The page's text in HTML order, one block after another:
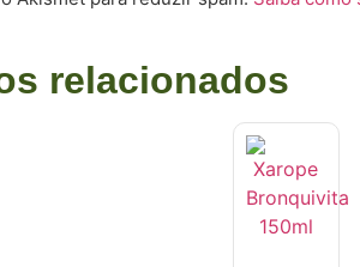
relacionados